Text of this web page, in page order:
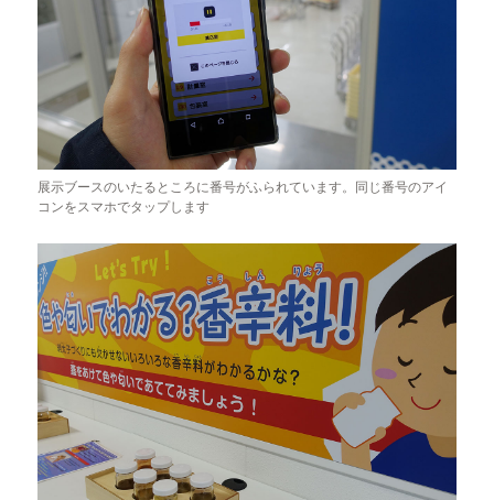
展示ブースのいたるところに番号がふられています。同じ番号のアイ
コンをスマホでタップします